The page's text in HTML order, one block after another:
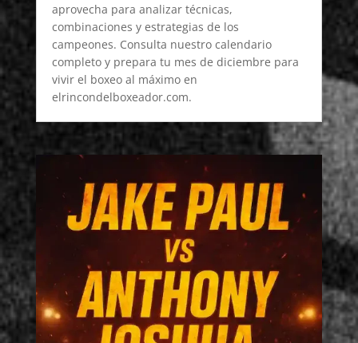
aprovecha para analizar técnicas,
combinaciones y estrategias de los
campeones. Consulta nuestro calendario
completo y prepara tu mes de diciembre para
vivir el boxeo al máximo en
elrincondelboxeador.com.